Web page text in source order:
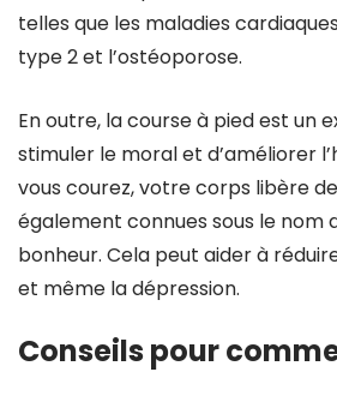
telles que les maladies
type 2 et l’ostéoporose.
En outre, la course à pied est un
stimuler le moral et d’améliorer
vous courez, votre corps libère
également connues sous le nom
bonheur. Cela peut aider à
et même la dépression.
Conseils pour